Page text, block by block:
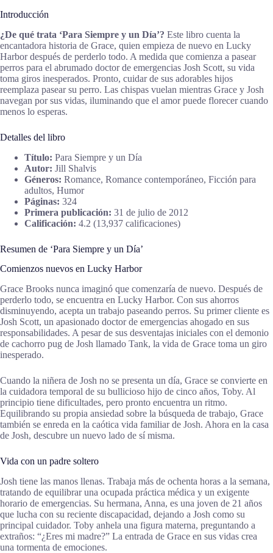
Introducción
¿De qué trata ‘Para Siempre y un Día’? Este libro cuenta la
encantadora historia de Grace, quien empieza de nuevo en Lucky
Harbor después de perderlo todo. A medida que comienza a pasear
perros para el abrumado doctor de emergencias Josh Scott, su vida
toma giros inesperados. Pronto, cuidar de sus adorables hijos
reemplaza pasear su perro. Las chispas vuelan mientras Grace y Josh
navegan por sus vidas, iluminando que el amor puede florecer cuando
menos lo esperas.
Detalles del libro
Título: Para Siempre y un Día
Autor: Jill Shalvis
Géneros: Romance, Romance contemporáneo, Ficción para
adultos, Humor
Páginas: 324
Primera publicación: 31 de julio de 2012
Calificación: 4.2 (13,937 calificaciones)
Resumen de ‘Para Siempre y un Día’
Comienzos nuevos en Lucky Harbor
Grace Brooks nunca imaginó que comenzaría de nuevo. Después de
perderlo todo, se encuentra en Lucky Harbor. Con sus ahorros
disminuyendo, acepta un trabajo paseando perros. Su primer cliente es
Josh Scott, un apasionado doctor de emergencias ahogado en sus
responsabilidades. A pesar de sus desventajas iniciales con el demonio
de cachorro pug de Josh llamado Tank, la vida de Grace toma un giro
inesperado.
Cuando la niñera de Josh no se presenta un día, Grace se convierte en
la cuidadora temporal de su bullicioso hijo de cinco años, Toby. Al
principio tiene dificultades, pero pronto encuentra un ritmo.
Equilibrando su propia ansiedad sobre la búsqueda de trabajo, Grace
también se enreda en la caótica vida familiar de Josh. Ahora en la casa
de Josh, descubre un nuevo lado de sí misma.
Vida con un padre soltero
Josh tiene las manos llenas. Trabaja más de ochenta horas a la semana,
tratando de equilibrar una ocupada práctica médica y un exigente
horario de emergencias. Su hermana, Anna, es una joven de 21 años
que lucha con su reciente discapacidad, dejando a Josh como su
principal cuidador. Toby anhela una figura materna, preguntando a
extraños: “¿Eres mi madre?” La entrada de Grace en sus vidas crea
una tormenta de emociones.